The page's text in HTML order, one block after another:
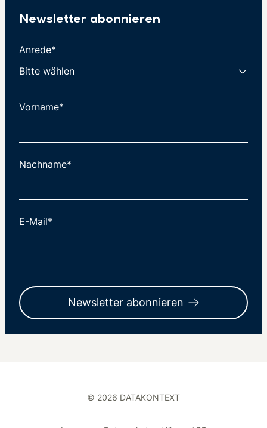
Newsletter abonnieren
Anrede*
Vorname*
Nachname*
E-Mail*
Newsletter abonnieren
© 2026 DATAKONTEXT